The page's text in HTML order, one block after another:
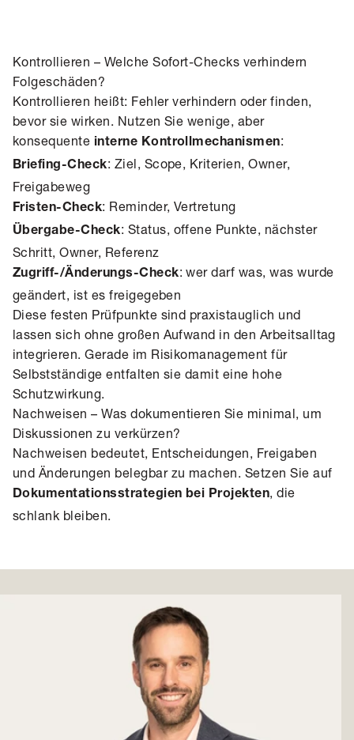
Kontrollieren – Welche Sofort-Checks verhindern
Folgeschäden?
Kontrollieren heißt: Fehler verhindern oder finden,
bevor sie wirken. Nutzen Sie wenige, aber
konsequente interne Kontrollmechanismen:
Briefing-Check: Ziel, Scope, Kriterien, Owner,
Freigabeweg
Fristen-Check: Reminder, Vertretung
Übergabe-Check: Status, offene Punkte, nächster
Schritt, Owner, Referenz
Zugriff-/Änderungs-Check: wer darf was, was wurde
geändert, ist es freigegeben
Diese festen Prüfpunkte sind praxistauglich und
lassen sich ohne großen Aufwand in den Arbeitsalltag
integrieren. Gerade im Risikomanagement für
Selbstständige entfalten sie damit eine hohe
Schutzwirkung.
Nachweisen – Was dokumentieren Sie minimal, um
Diskussionen zu verkürzen?
Nachweisen bedeutet, Entscheidungen, Freigaben
und Änderungen belegbar zu machen. Setzen Sie auf
Dokumentationsstrategien bei Projekten, die
schlank bleiben.